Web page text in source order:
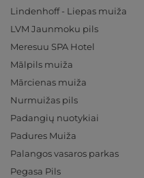
Lindenhoff - Liepas muiža
LVM Jaunmoku pils
Meresuu SPA Hotel
Mālpils muiža
Mārcienas muiža
Nurmuižas pils
Padangių nuotykiai
Padures Muiža
Palangos vasaros parkas
Pegasa Pils